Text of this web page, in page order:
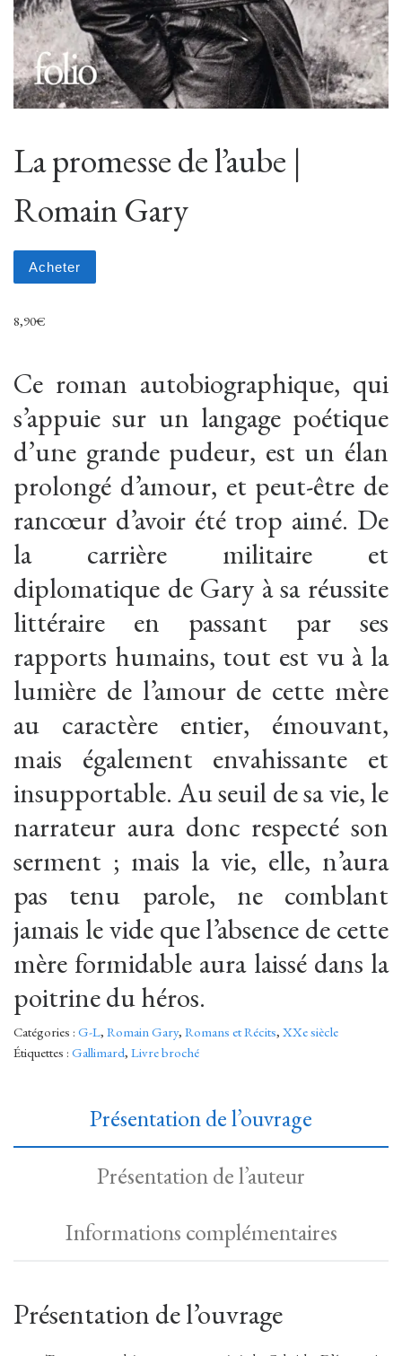
La promesse de l’aube |
Romain Gary
Acheter
8,90€
Ce roman autobiographique, qui
s’appuie sur un langage poétique
d’une grande pudeur, est un élan
prolongé d’amour, et peut-être de
rancœur d’avoir été trop aimé. De
la carrière militaire et
diplomatique de Gary à sa réussite
littéraire en passant par ses
rapports humains, tout est vu à la
lumière de l’amour de cette mère
au caractère entier, émouvant,
mais également envahissante et
insupportable. Au seuil de sa vie, le
narrateur aura donc respecté son
serment ; mais la vie, elle, n’aura
pas tenu parole, ne comblant
jamais le vide que l’absence de cette
mère formidable aura laissé dans la
poitrine du héros.
Catégories : G-L, Romain Gary, Romans et Récits, XXe siècle
Étiquettes : Gallimard, Livre broché
Présentation de l’ouvrage
Présentation de l’auteur
Informations complémentaires
Présentation de l’ouvrage